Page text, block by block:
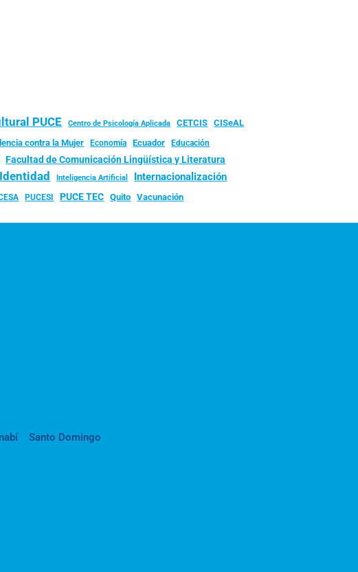
PUCE Centro de Psicología Aplicada CETCIS CISeAL
contra la Mujer Economía Ecuador
Educación
Facultad de Comunicación Lingüística y Literatura
Identidad Inteligencia Artificial Internacionalización
PUCESI PUCE TEC Quito Vacunación
Santo Domingo